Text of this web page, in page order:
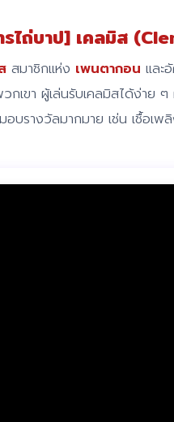
ไถ่บาป] เคลมิส
สมาชิกแห่ง เพนตากอน และ
เขา ผู้เล่นรับเคลมิสได้ง่าย ๆ
รางวัลมากมาย เช่น เชื้อเพ